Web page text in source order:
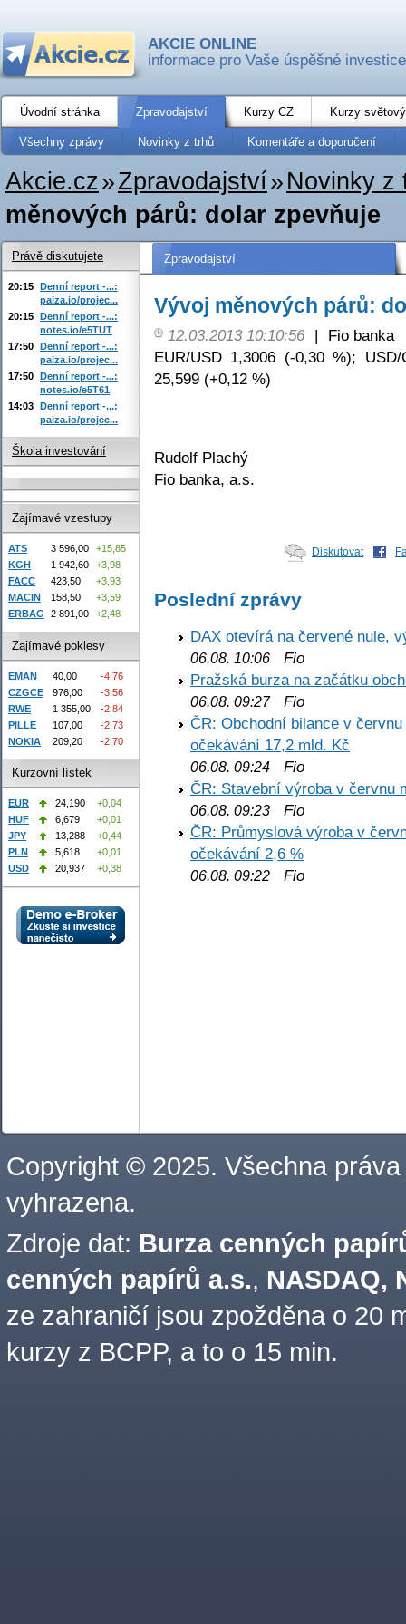
AKCIE ONLINE
informace pro Vaše úspěšné investice
Úvodní stránka Zpravodajství Kurzy CZ Kurzy
Všechny zprávy Novinky z trhů Komentáře a doporučení
Akcie.cz»Zpravodajství» Novinky z
měnových párů: dolar zpevňuje
Zpravodajství
Vývoj měnových párů:
12.03.2013 10:10:56 |
Fio banka
EUR/USD 1,3006 (-0,30 %);
25,599 (+0,12 %)
Rudolf Plachý
Fio banka, a.s.
Diskutovat
Poslední zprávy
DAX otevírá na červené nule,
06.08. 10:06 Fio
Pražská burza na začátku
06.08. 09:27Fio
ČR: Obchodní bilance v
očekávání 17,2 mld. Kč
06.08. 09:24 Fio
ČR: Stavební výroba v červnu
06.08. 09:23 Fio
ČR: Průmyslová výroba v
očekávání 2,6 %
06.08. 09:22 Fio
Právě diskutujete
20:15 Denní report -...:
paiza.io/projec...
20:15 Denní report -...:
notes.io/e5TUT
17:50 Denní report -...:
paiza.io/projec...
17:50 Denní report -...:
notes.io/e5T61
14:03 Denní report -...:
paiza.io/projec...
Škola investování
Zajímavé vzestupy
ATS 3 596,00
+15,85
KGH
1 942,60
+3,98
FACC
423,50
+3,93
MACIN
158,50
+3,59
ERBAG
2 891,00 +2,48
Zajímavé poklesy
EMAN 40,00
-4,76
CZGCE
976,00
-3,56
RWE
1 355,00
-2,84
PILLE
107,00
-2,73
NOKIA
209,20 -2,70
Kurzovní lístek
EUR 24,190
+0,04
HUF
6,679
+0,01
JPY
13,288
+0,44
PLN
5,618
+0,01
USD
20,937 +0,38
Copyright © 2025. Všechna práva
vyhrazena.
Zdroje dat: Burza cenných
cenných papírů a.s., NASDAQ,
ze zahraničí jsou zpožděna o 20
kurzy z BCPP, a to o 15 min.